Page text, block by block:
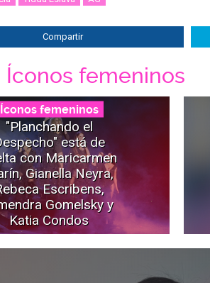
Compartir
Íconos femeninos
Íconos femeninos
"Planchando el
está de
con Maricarmen
Gianella Neyra,
Escribens,
Gomelsky y
Katia Condos